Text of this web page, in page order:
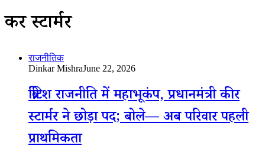
कीर स्टार्मर
राजनीतिक
Dinkar MishraJune 22, 2026
ब्रिटिश राजनीति में महाभूकंप, प्रधानमंत्री कीर
स्टार्मर ने छोड़ा पद; बोले— अब परिवार पहली
प्राथमिकता